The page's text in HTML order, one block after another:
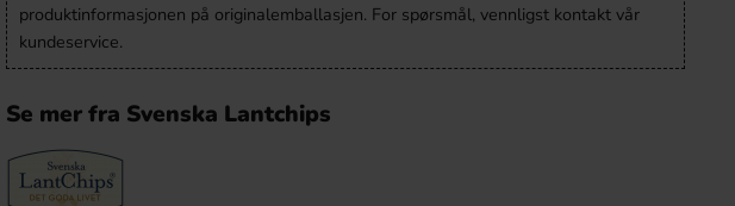
produktinformasjonen på originalemballasjen. For spørsmål, vennligst kontakt vår
kundeservice.
Se mer fra Svenska Lantchips